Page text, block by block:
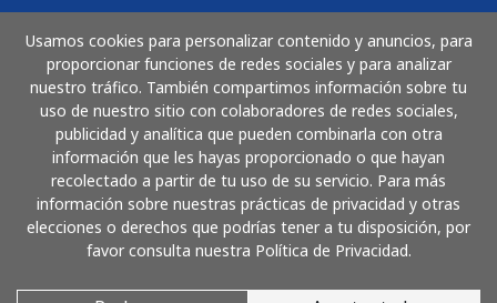
Usamos cookies para personalizar contenido y anuncios, para
proporcionar funciones de redes sociales y para analizar
nuestro tráfico. También compartimos información sobre tu
uso de nuestro sitio con colaboradores de redes sociales,
publicidad y analítica que pueden combinarla con otra
información que les hayas proporcionado o que hayan
recolectado a partir de tu uso de su servicio. Para más
información sobre nuestras prácticas de privacidad y otras
elecciones o derechos que podrías tener a tu disposición, por
favor consulta nuestra Política de Privacidad.
Comprar
Cómo funciona
Paga con